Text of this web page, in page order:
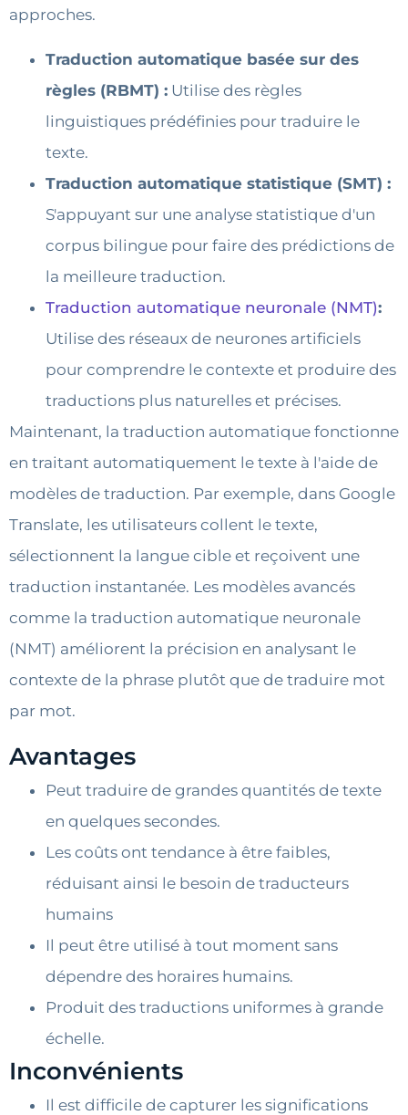
approches.
Traduction automatique basée sur des
règles (RBMT) : Utilise des règles
linguistiques prédéfinies pour traduire le
texte.
Traduction automatique statistique (SMT) :
S'appuyant sur une analyse statistique d'un
corpus bilingue pour faire des prédictions de
la meilleure traduction.
Traduction automatique neuronale (NMT):
Utilise des réseaux de neurones artificiels
pour comprendre le contexte et produire des
traductions plus naturelles et précises.
Maintenant, la traduction automatique fonctionne
en traitant automatiquement le texte à l'aide de
modèles de traduction. Par exemple, dans Google
Translate, les utilisateurs collent le texte,
sélectionnent la langue cible et reçoivent une
traduction instantanée. Les modèles avancés
comme la traduction automatique neuronale
(NMT) améliorent la précision en analysant le
contexte de la phrase plutôt que de traduire mot
par mot.
Avantages
Peut traduire de grandes quantités de texte
en quelques secondes.
Les coûts ont tendance à être faibles,
réduisant ainsi le besoin de traducteurs
humains
Il peut être utilisé à tout moment sans
dépendre des horaires humains.
Produit des traductions uniformes à grande
échelle.
Inconvénients
Il est difficile de capturer les significations